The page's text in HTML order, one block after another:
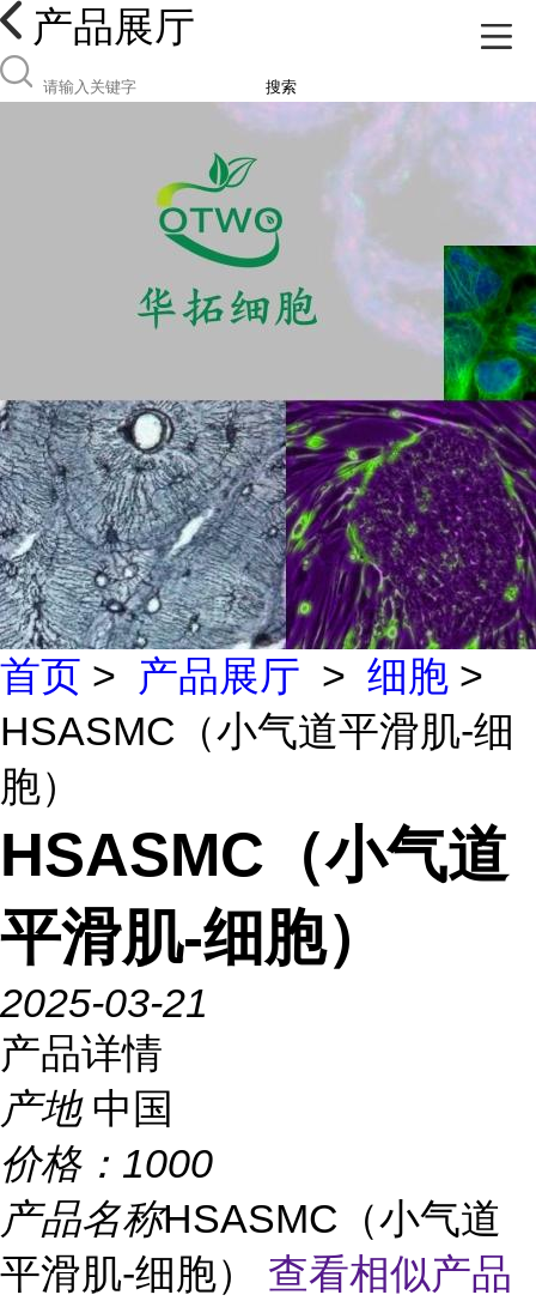
产品展厅
搜索
首页 > 产品展厅 > 细胞 >
HSASMC（小气道平滑肌-细
胞）
HSASMC（小气道
平滑肌-细胞）
2025-03-21
产品详情
产地 中国
价格： 1000
产品名称HSASMC（小气道
平滑肌-细胞） 查看相似产品